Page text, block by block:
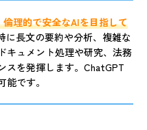
理的で安全なAIを目指して
に長文の要約や分析、複雑な
キュメント処理や研究、法務
スを発揮します。ChatGPT
です。